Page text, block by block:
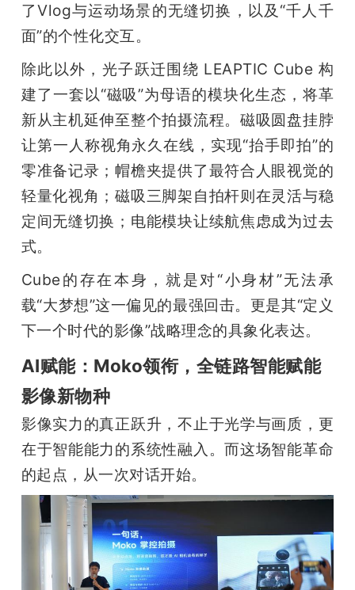
了Vlog与运动场景的无缝切换，以及“千人千
面”的个性化交互。
除此以外，光子跃迁围绕 LEAPTIC Cube 构
建了一套以“磁吸”为母语的模块化生态，将革
新从主机延伸至整个拍摄流程。磁吸圆盘挂脖
让第一人称视角永久在线，实现“抬手即拍”的
零准备记录；帽檐夹提供了最符合人眼视觉的
轻量化视角；磁吸三脚架自拍杆则在灵活与稳
定间无缝切换；电能模块让续航焦虑成为过去
式。
Cube的存在本身，就是对“小身材”无法承
载“大梦想”这一偏见的最强回击。更是其“定义
下一个时代的影像”战略理念的具象化表达。
AI赋能：Moko领衔，全链路智能赋能
影像新物种
影像实力的真正跃升，不止于光学与画质，更
在于智能能力的系统性融入。而这场智能革命
的起点，从一次对话开始。